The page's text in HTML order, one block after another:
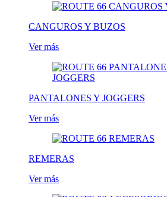
CANGUROS Y BUZOS
Ver más
PANTALONES Y JOGGERS
Ver más
REMERAS
Ver más